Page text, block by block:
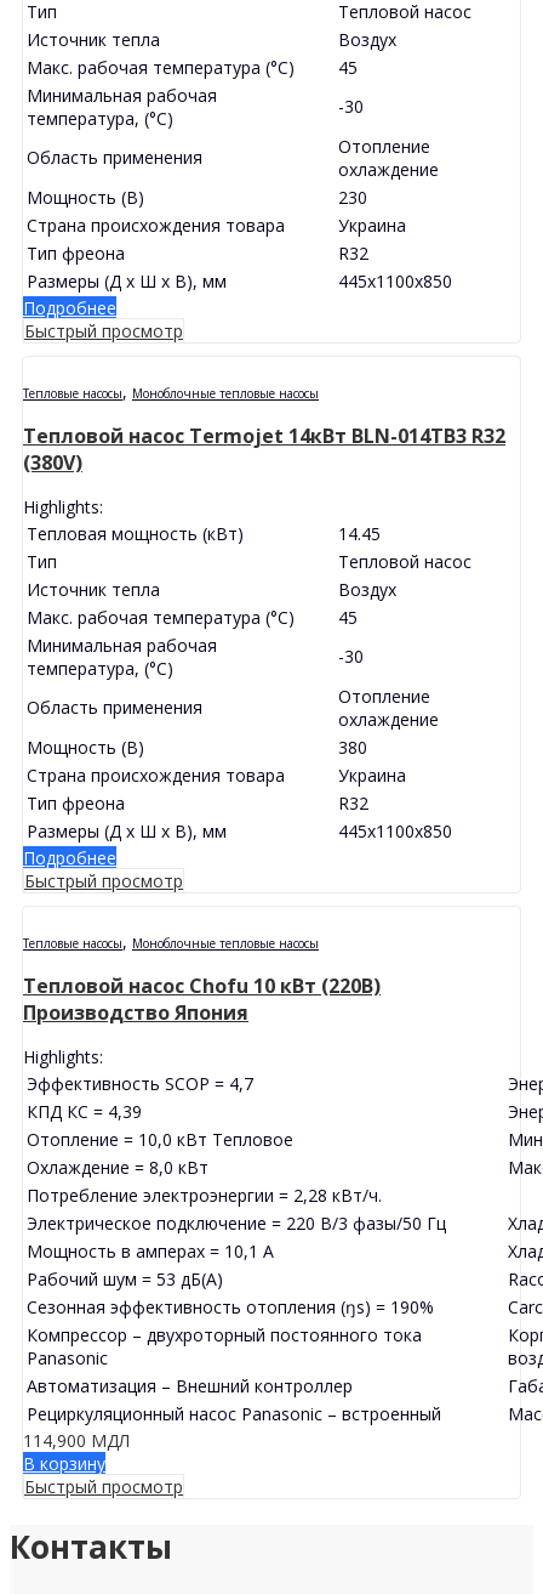
Тип
Тепловой насос
Источник тепла
Воздух
Макс. рабочая температура (°С)
45
Минимальная рабочая
температура, (°С)
-30
Область применения
Отопление
охлаждение
Мощность (В)
230
Страна происхождения товара
Украина
Тип фреона
R32
Размеры (Д х Ш х В), мм
445x1100x850
Подробнее
Быстрый просмотр
Тепловые насосы, Моноблочные тепловые насосы
Тепловой насос Termojet 14кВт BLN-014TB3 R32
(380V)
Highlights:
Тепловая мощность (кВт)
14.45
Тип
Тепловой насос
Источник тепла
Воздух
Макс. рабочая температура (°С)
45
Минимальная рабочая
температура, (°С)
-30
Область применения
Отопление
охлаждение
Мощность (В)
380
Страна происхождения товара
Украина
Тип фреона
R32
Размеры (Д х Ш х В), мм
445x1100x850
Подробнее
Быстрый просмотр
Тепловые насосы, Моноблочные тепловые насосы
Тепловой насос Chofu 10 кВт (220В)
Производство Япония
Highlights:
Эффективность SCOP = 4,7
КПД КС = 4,39
Отопление = 10,0 кВт Тепловое
Охлаждение = 8,0 кВт
Потребление электроэнергии = 2,28 кВт/ч.
Электрическое подключение = 220 В/3 фазы/50 Гц
Мощность в амперах = 10,1 А
Рабочий шум = 53 дБ(А)
Сезонная эффективность отопления (ŋs) = 190%
Компрессор – двухроторный постоянного тока
Panasonic
Автоматизация – Внешний контроллер
Рециркуляционный насос Panasonic – встроенный
114,900 МДЛ
В корзину
Быстрый просмотр
Контакты